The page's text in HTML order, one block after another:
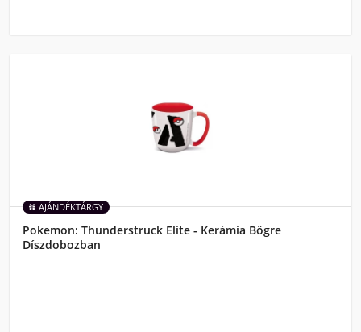
AJÁNDÉKTÁRGY
Pokemon: Thunderstruck Elite - Kerámia Bögre
Díszdobozban